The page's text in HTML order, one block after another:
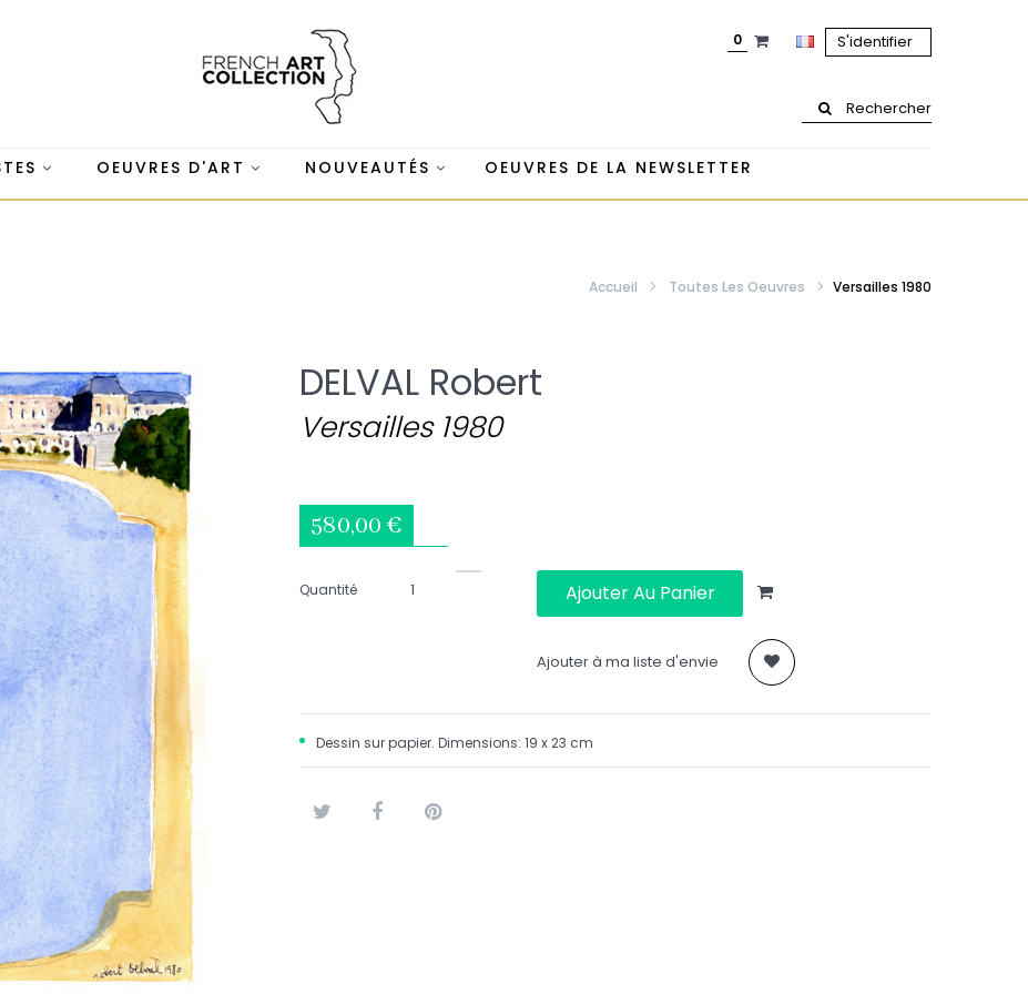
S'identifier
0
Rechercher
OEUVRES D'ART NOUVEAUTÉS OEUVRES DE LA NEWSLETTER
Accueil Toutes Les Oeuvres Versailles 1980
DELVAL Robert
Versailles 1980
580,00 €
Quantité Ajouter Au Panier
Ajouter à ma liste d'envie
Dessin sur papier. Dimensions: 19 x 23 cm